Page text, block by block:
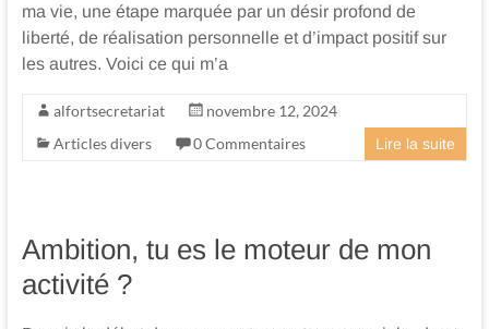
ma vie, une étape marquée par un désir profond de
liberté, de réalisation personnelle et d’impact positif sur
les autres. Voici ce qui m’a
alfortsecretariat
novembre 12, 2024
Articles divers
0 Commentaires Lire la suite
Ambition, tu es le moteur de mon
activité ?